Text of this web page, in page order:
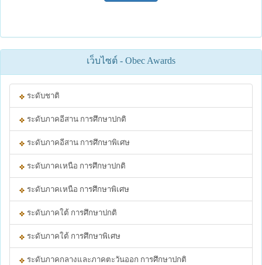
เว็บไซต์ - Obec Awards
ระดับชาติ
ระดับภาคอีสาน การศึกษาปกติ
ระดับภาคอีสาน การศึกษาพิเศษ
ระดับภาคเหนือ การศึกษาปกติ
ระดับภาคเหนือ การศึกษาพิเศษ
ระดับภาคใต้ การศึกษาปกติ
ระดับภาคใต้ การศึกษาพิเศษ
ระดับภาคกลางและภาคตะวันออก การศึกษาปกติ